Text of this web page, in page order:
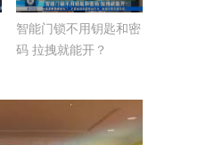
智能门锁不用钥匙和密
码 拉拽就能开？